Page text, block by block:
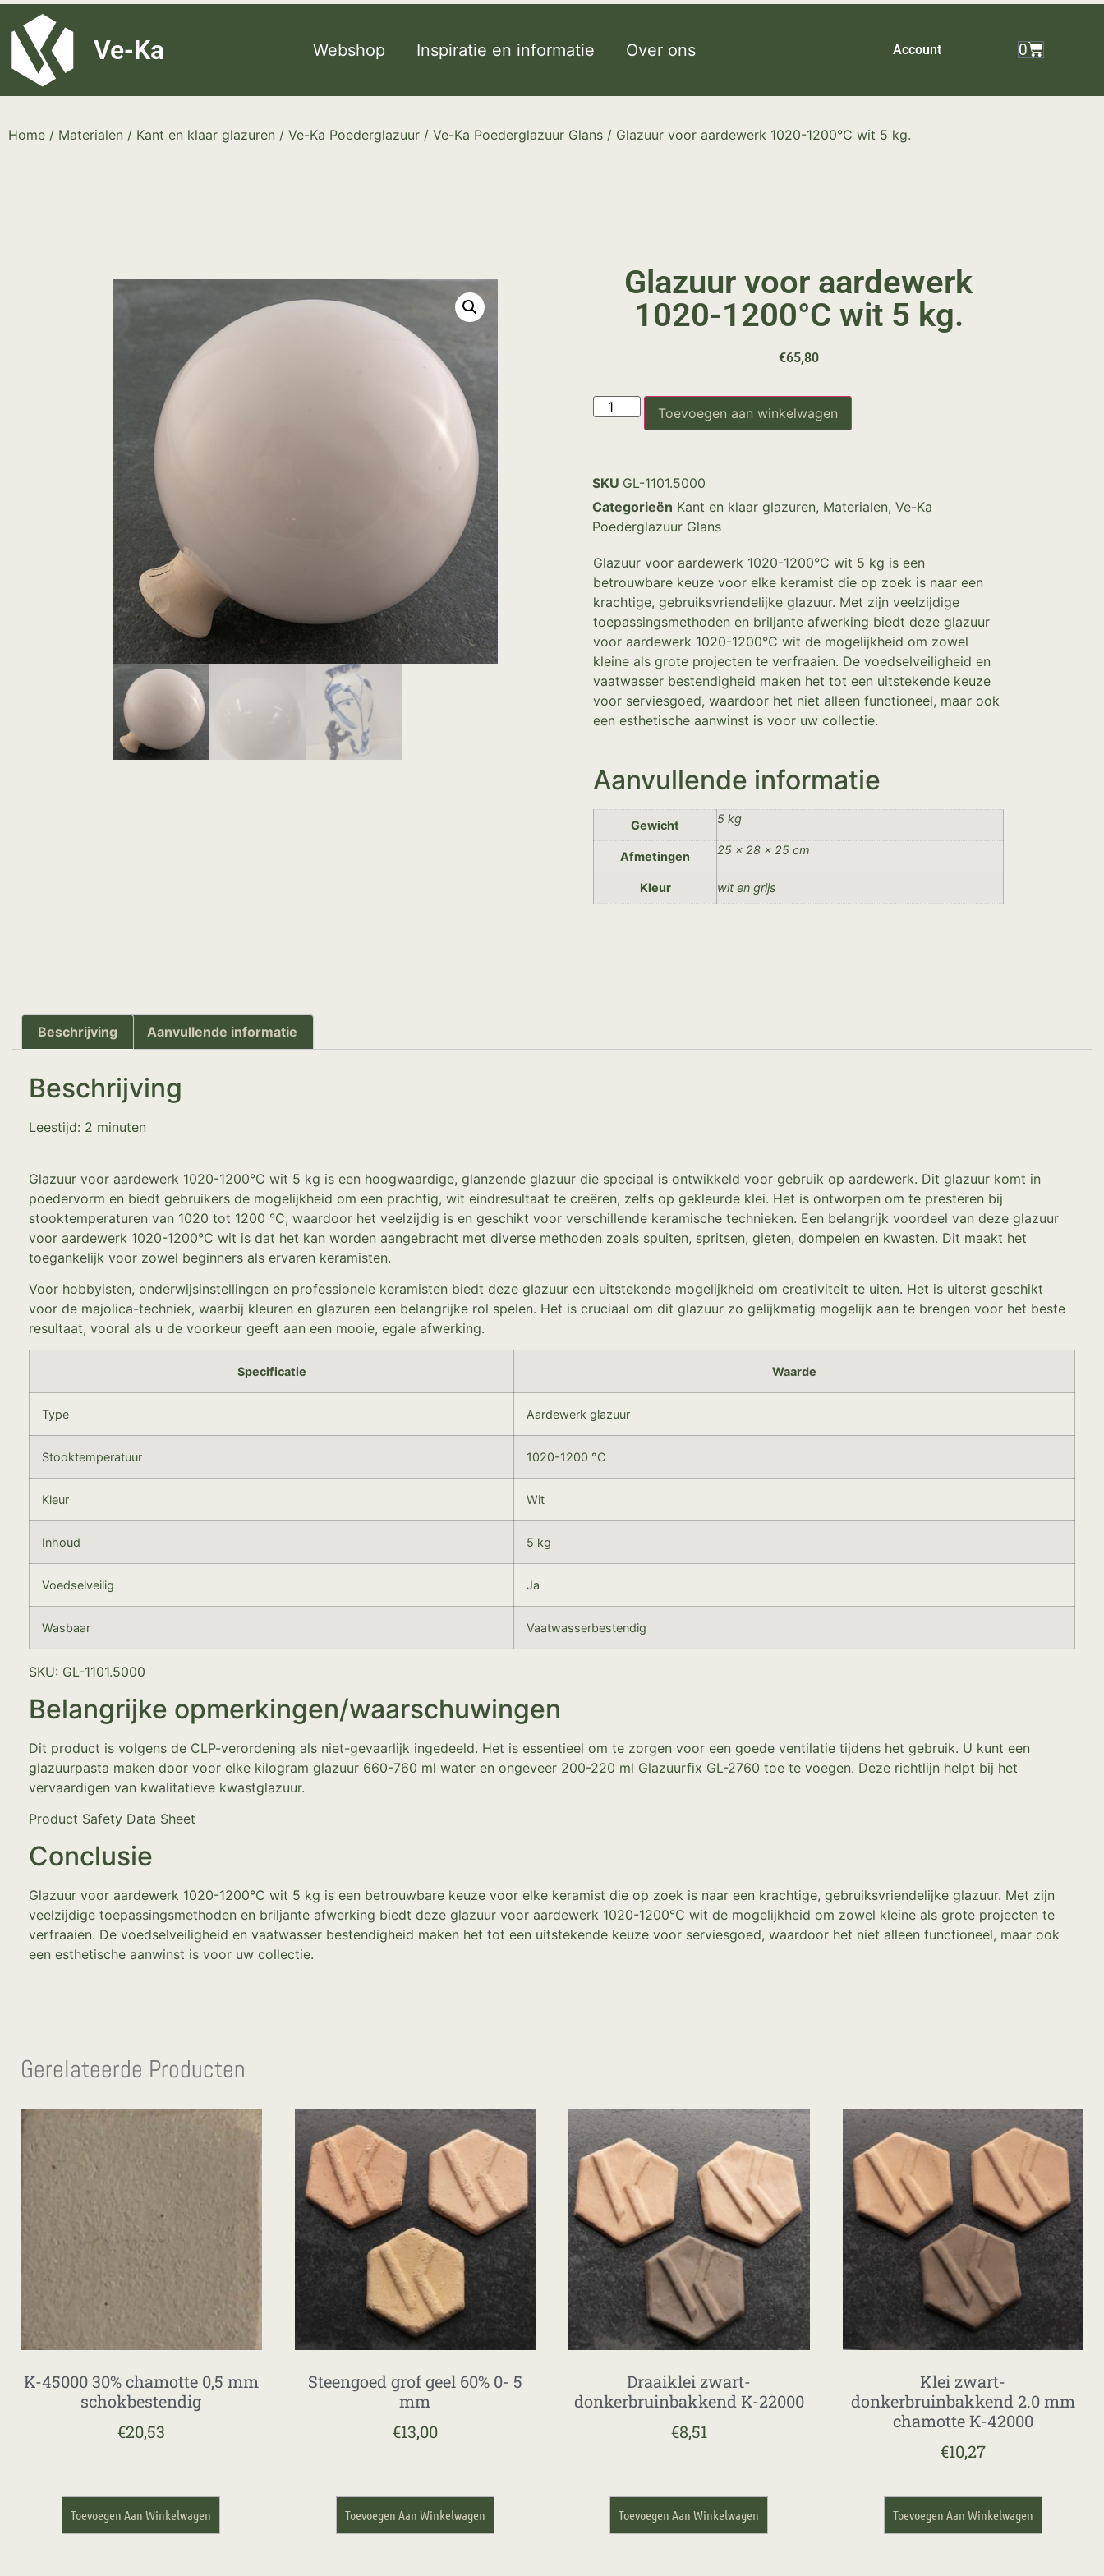
G-8P7N3X5BJ9
Ve-Ka Webshop Inspiratie en informatie Over ons Account 0
Home / Materialen / Kant en klaar glazuren / Ve-Ka Poederglazuur / Ve-Ka Poederglazuur Glans / Glazuur voor aardewerk 1020-1200°C wit 5 kg.
Glazuur voor aardewerk
1020-1200°C wit 5 kg.
€65,80
Toevoegen aan winkelwagen
SKU GL-1101.5000
Categorieën Kant en klaar glazuren, Materialen, Ve-Ka
Poederglazuur Glans
Glazuur voor aardewerk 1020-1200°C wit 5 kg is een
betrouwbare keuze voor elke keramist die op zoek is naar een
krachtige, gebruiksvriendelijke glazuur. Met zijn veelzijdige
toepassingsmethoden en briljante afwerking biedt deze glazuur
voor aardewerk 1020-1200°C wit de mogelijkheid om zowel
kleine als grote projecten te verfraaien. De voedselveiligheid en
vaatwasser bestendigheid maken het tot een uitstekende keuze
voor serviesgoed, waardoor het niet alleen functioneel, maar ook
een esthetische aanwinst is voor uw collectie.
Aanvullende informatie
Gewicht 5 kg
Afmetingen 25 × 28 × 25 cm
Kleur wit en grijs
Beschrijving Aanvullende informatie
Beschrijving
Leestijd: 2 minuten
Glazuur voor aardewerk 1020-1200°C wit 5 kg is een hoogwaardige, glanzende glazuur die speciaal is ontwikkeld voor gebruik op aardewerk. Dit glazuur komt in
poedervorm en biedt gebruikers de mogelijkheid om een prachtig, wit eindresultaat te creëren, zelfs op gekleurde klei. Het is ontworpen om te presteren bij
stooktemperaturen van 1020 tot 1200 °C, waardoor het veelzijdig is en geschikt voor verschillende keramische technieken. Een belangrijk voordeel van deze glazuur
voor aardewerk 1020-1200°C wit is dat het kan worden aangebracht met diverse methoden zoals spuiten, spritsen, gieten, dompelen en kwasten. Dit maakt het
toegankelijk voor zowel beginners als ervaren keramisten.
Voor hobbyisten, onderwijsinstellingen en professionele keramisten biedt deze glazuur een uitstekende mogelijkheid om creativiteit te uiten. Het is uiterst geschikt
voor de majolica-techniek, waarbij kleuren en glazuren een belangrijke rol spelen. Het is cruciaal om dit glazuur zo gelijkmatig mogelijk aan te brengen voor het beste
resultaat, vooral als u de voorkeur geeft aan een mooie, egale afwerking.
Specificatie Waarde
Type Aardewerk glazuur
Stooktemperatuur 1020-1200 °C
Kleur Wit
Inhoud 5 kg
Voedselveilig Ja
Wasbaar Vaatwasserbestendig
SKU: GL-1101.5000
Belangrijke opmerkingen/waarschuwingen
Dit product is volgens de CLP-verordening als niet-gevaarlijk ingedeeld. Het is essentieel om te zorgen voor een goede ventilatie tijdens het gebruik. U kunt een
glazuurpasta maken door voor elke kilogram glazuur 660-760 ml water en ongeveer 200-220 ml Glazuurfix GL-2760 toe te voegen. Deze richtlijn helpt bij het
vervaardigen van kwalitatieve kwastglazuur.
Product Safety Data Sheet
Conclusie
Glazuur voor aardewerk 1020-1200°C wit 5 kg is een betrouwbare keuze voor elke keramist die op zoek is naar een krachtige, gebruiksvriendelijke glazuur. Met zijn
veelzijdige toepassingsmethoden en briljante afwerking biedt deze glazuur voor aardewerk 1020-1200°C wit de mogelijkheid om zowel kleine als grote projecten te
verfraaien. De voedselveiligheid en vaatwasser bestendigheid maken het tot een uitstekende keuze voor serviesgoed, waardoor het niet alleen functioneel, maar ook
een esthetische aanwinst is voor uw collectie.
Gerelateerde Producten
K-45000 30% chamotte 0,5 mm
schokbestendig
€20,53
Toevoegen Aan Winkelwagen
Steengoed grof geel 60% 0- 5
mm
€13,00
Toevoegen Aan Winkelwagen
Draaiklei zwart-
donkerbruinbakkend K-22000
€8,51
Toevoegen Aan Winkelwagen
Klei zwart-
donkerbruinbakkend 2.0 mm
chamotte K-42000
€10,27
Toevoegen Aan Winkelwagen